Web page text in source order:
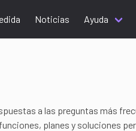
Noticias Ayuda
a las preguntas más
planes y soluciones